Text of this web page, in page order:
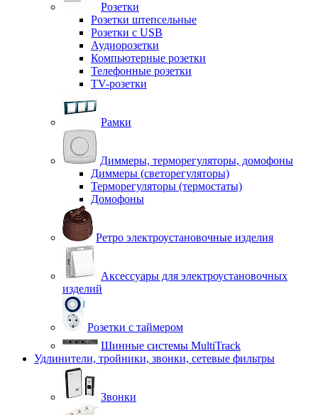
Розетки
Розетки штепсельные
Розетки с USB
Аудиорозетки
Компьютерные розетки
Телефонные розетки
TV-розетки
Рамки
Диммеры, терморегуляторы, домофоны
Диммеры (светорегуляторы)
Терморегуляторы (термостаты)
Домофоны
Ретро электроустановочные изделия
Аксессуары для электроустановочных
изделий
Розетки с таймером
Шинные системы MultiTrack
Удлинители, тройники, звонки, сетевые фильтры
Звонки